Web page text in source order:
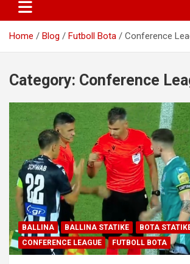
Home Blog Futboll Bota Conference
Category: Conference
BALLINA BALLINA STATIKE
BOTA
CONFERENCE LEAGUE
FUTBOLL BOTA